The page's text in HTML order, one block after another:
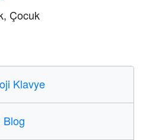
Çocuk
Klavye
Blog